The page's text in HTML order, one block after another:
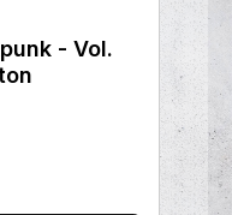
- Vol.